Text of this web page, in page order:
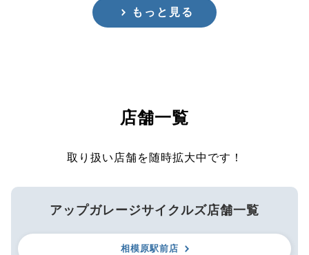
もっと見る
店舗一覧
取り扱い店舗を随時拡大中です！
アップガレージサイクルズ店舗一覧
相模原駅前店